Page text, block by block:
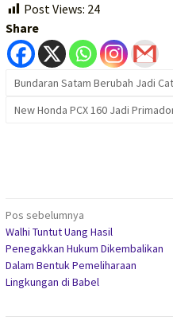
Post Views: 24
Share
Bundaran Satam Berubah Jadi
New Honda PCX 160 Jadi
Navigasi
pos
Pos sebelumnya
Walhi Tuntut Uang Hasil
Penegakkan Hukum Dikembalikan
Dalam Bentuk Pemeliharaan
Lingkungan di Babel